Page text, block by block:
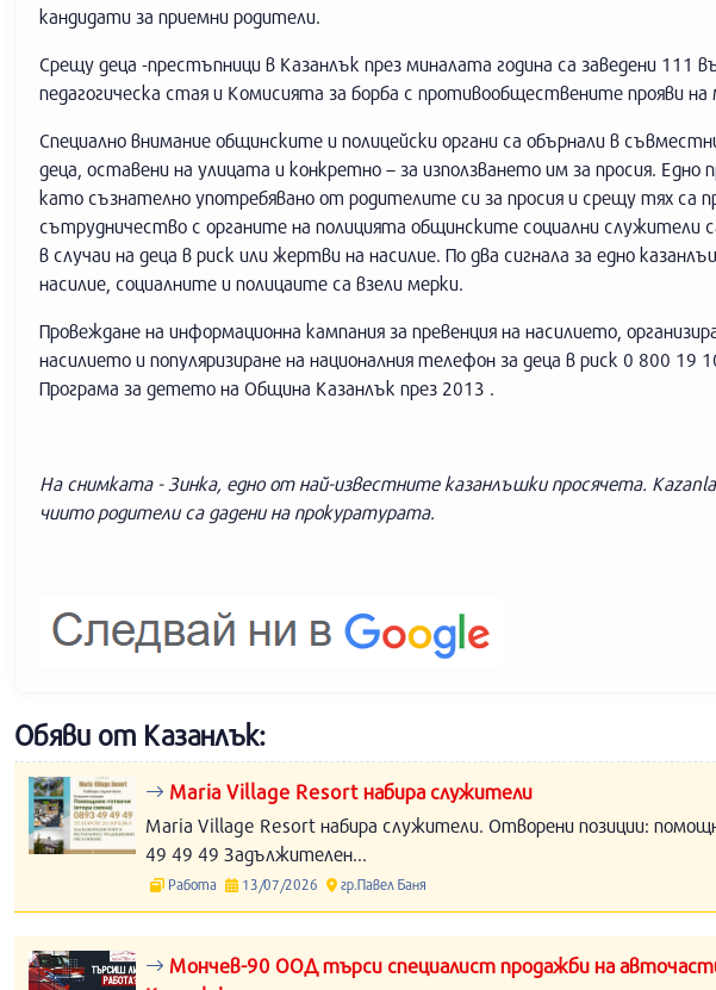
кандидати за приемни родители.
Срещу деца -престъпници в Казанлък през миналата година са заведени
педагогическа стая и Комисията за борба с противообществените прояви
Специално внимание общинските и полицейски органи са обърнали в
деца, оставени на улицата и конкретно – за използването им за просия.
като съзнателно употребявано от родителите си за просия и срещу тях
сътрудничество с органите на полицията общинските социални служители
в случаи на деца в риск или жертви на насилие. По два сигнала за едно
насилие, социалните и полицаите са взели мерки.
Провеждане на информационна кампания за превенция на насилието,
насилието и популяризиране на националния телефон за деца в риск 0 800
Програма за детето на Община Казанлък през 2013 .
На снимката - Зинка, едно от най-известните казанлъшки просячета.
чиито родители са дадени на прокуратурата.
Обяви от Казанлък:
Maria Village Resort набира служители
Maria Village Resort набира служители. Отворени позиции:
49 49 49 Задължителен...
Работа 13/07/2026 гр.Павел Баня
Мончев-90 ООД търси специалист продажби на